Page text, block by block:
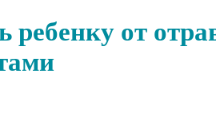
ребенку от